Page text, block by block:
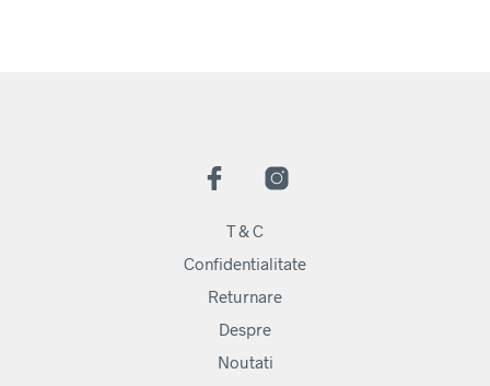
T & C
Confidentialitate
Returnare
Despre
Noutati